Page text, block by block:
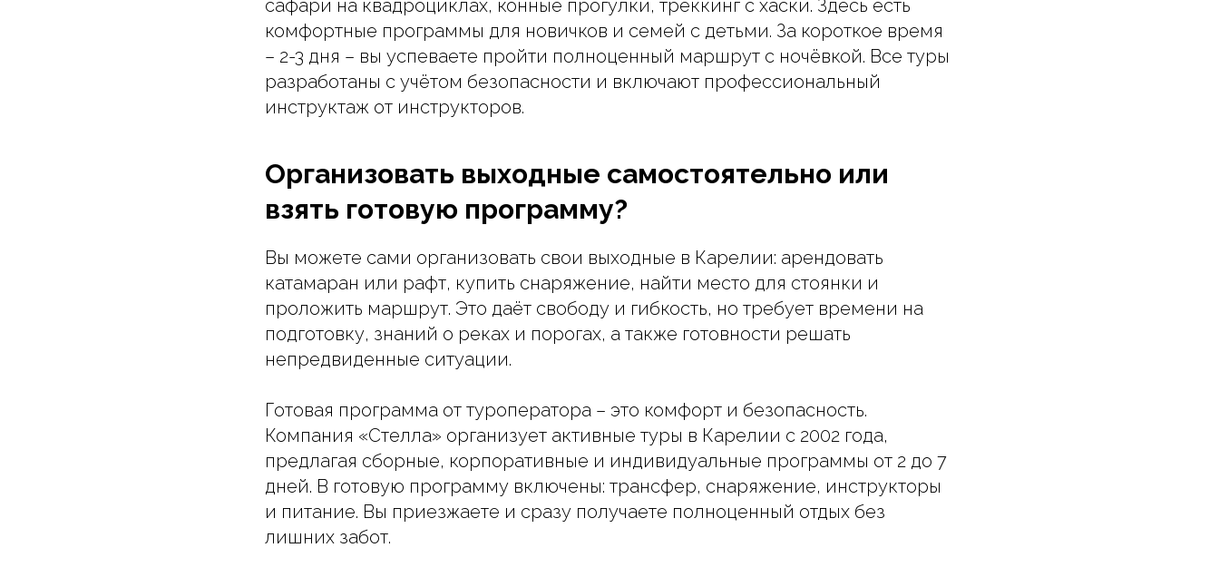
сафари на квадроциклах, конные прогулки, треккинг с хаски. Здесь есть
комфортные программы для новичков и семей с детьми. За короткое время
– 2-3 дня – вы успеваете пройти полноценный маршрут с ночёвкой. Все туры
разработаны с учётом безопасности и включают профессиональный
инструктаж от инструкторов.
Организовать выходные самостоятельно или
взять готовую программу?
Вы можете сами организовать свои выходные в Карелии: арендовать
катамаран или рафт, купить снаряжение, найти место для стоянки и
проложить маршрут. Это даёт свободу и гибкость, но требует времени на
подготовку, знаний о реках и порогах, а также готовности решать
непредвиденные ситуации.
Готовая программа от туроператора – это комфорт и безопасность.
Компания «Стелла» организует активные туры в Карелии с 2002 года,
предлагая сборные, корпоративные и индивидуальные программы от 2 до 7
дней. В готовую программу включены: трансфер, снаряжение, инструкторы
и питание. Вы приезжаете и сразу получаете полноценный отдых без
лишних забот.